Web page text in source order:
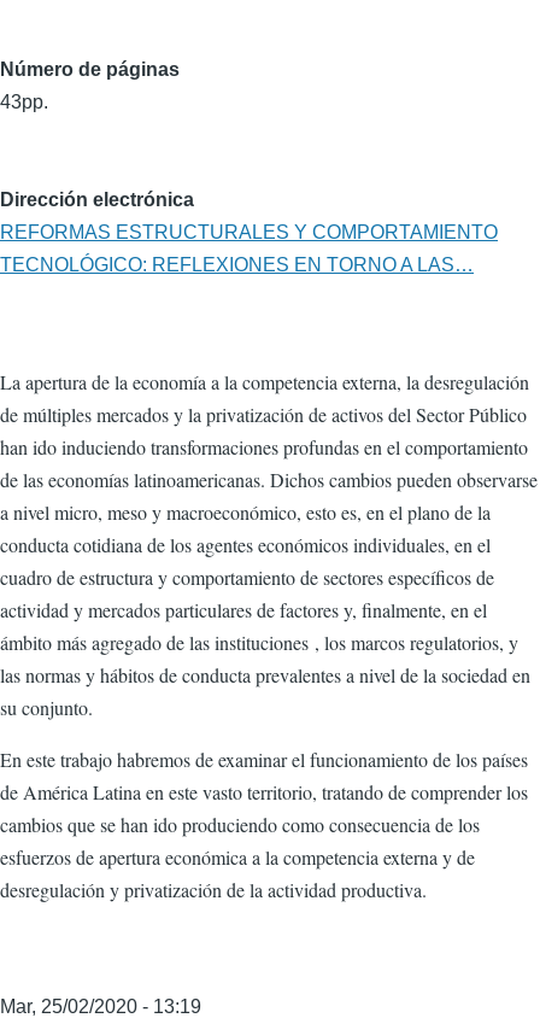
Número de páginas
43pp.
Dirección electrónica
REFORMAS ESTRUCTURALES Y COMPORTAMIENTO
TECNOLÓGICO: REFLEXIONES EN TORNO A LAS…
La apertura de la economía a la competencia externa, la desregulación
de múltiples mercados y la privatización de activos del Sector Público
han ido induciendo transformaciones profundas en el comportamiento
de las economías latinoamericanas. Dichos cambios pueden observarse
a nivel micro, meso y macroeconómico, esto es, en el plano de la
conducta cotidiana de los agentes económicos individuales, en el
cuadro de estructura y comportamiento de sectores específicos de
actividad y mercados particulares de factores y, finalmente, en el
ámbito más agregado de las instituciones , los marcos regulatorios, y
las normas y hábitos de conducta prevalentes a nivel de la sociedad en
su conjunto.
En este trabajo habremos de examinar el funcionamiento de los países
de América Latina en este vasto territorio, tratando de comprender los
cambios que se han ido produciendo como consecuencia de los
esfuerzos de apertura económica a la competencia externa y de
desregulación y privatización de la actividad productiva.
Mar, 25/02/2020 - 13:19